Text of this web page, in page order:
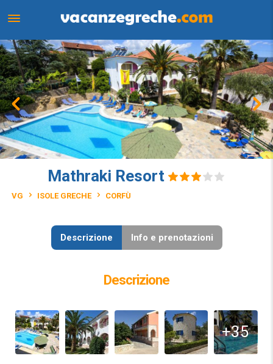
Mathraki Resort
VG ISOLE GRECHE CORFÙ
Descrizione Info e prenotazioni
Descrizione
+35